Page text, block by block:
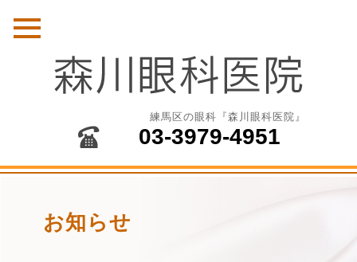
練馬区の眼科『森川眼科医院』
03-3979-4951
お知らせ